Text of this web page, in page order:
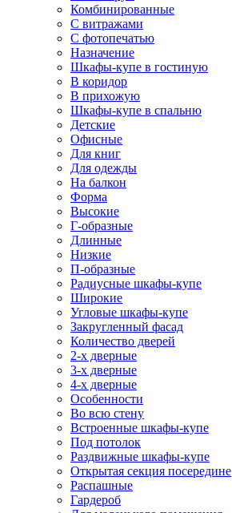
Комбинированные
С витражами
С фотопечатью
Назначение
Шкафы-купе в гостиную
В коридор
В прихожую
Шкафы-купе в спальню
Детские
Офисные
Для книг
Для одежды
На балкон
Форма
Высокие
Г-образные
Длинные
Низкие
П-образные
Радиусные шкафы-купе
Широкие
Угловые шкафы-купе
Закругленный фасад
Количество дверей
2-х дверные
3-х дверные
4-х дверные
Особенности
Во всю стену
Встроенные шкафы-купе
Под потолок
Раздвижные шкафы-купе
Открытая секция посередине
Распашные
Гардероб